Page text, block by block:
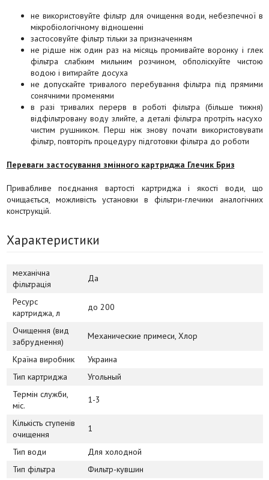
не використовуйте фільтр для очищення води, небезпечної в
мікробіологічному відношенні
застосовуйте фільтр тільки за призначенням
не рідше ніж один раз на місяць промивайте воронку і глек
фільтра слабким мильним розчином, обполіскуйте чистою
водою і витирайте досуха
не допускайте тривалого перебування фільтра під прямими
сонячними променями
в разі тривалих перерв в роботі фільтра (більше тижня)
відфільтровану воду злийте, а деталі фільтра протріть насухо
чистим рушником. Перш ніж знову почати використовувати
фільтр, повторіть процедуру підготовки фільтра до роботи
Переваги застосування змінного картриджа Глечик Бриз
Привабливе поєднання вартості картриджа і якості води, що
очищається, можливість установки в фільтри-глечики аналогічних
конструкцій.
Характеристики
механічна
фільтрація
Да
Ресурс
картриджа, л
до 200
Очищення (вид
забруднення)
Механические примеси, Хлор
Країна виробник
Украина
Тип картриджа
Угольный
Термін служби,
міс.
1-3
Кількість ступенів
очищення
1
Тип води
Для холодной
Тип фільтра
Фильтр-кувшин